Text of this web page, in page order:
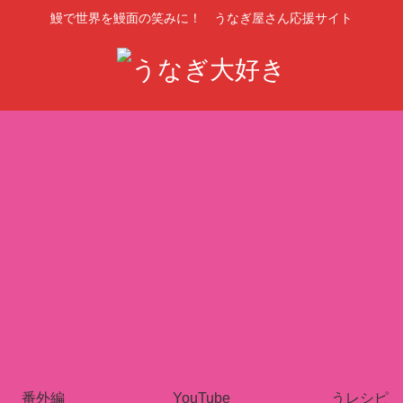
鰻で世界を鰻面の笑みに！ うなぎ屋さん応援サイト
番外編 YouTube うレシピ